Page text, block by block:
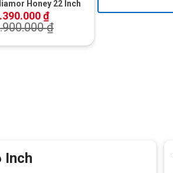
Honey 22 Inch
₫
₫
Inch